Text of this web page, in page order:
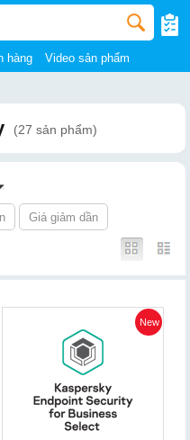
hàng Video sản phẩm
(27 sản phẩm)
Giá giảm dần
New